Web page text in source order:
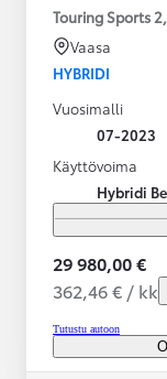
Touring Sports
Vaasa
HYBRIDI
Vuosimalli
07-2023
Käyttövoima
Hybridi
29 980,00 €
362,46 € / kk
Tutustu autoon